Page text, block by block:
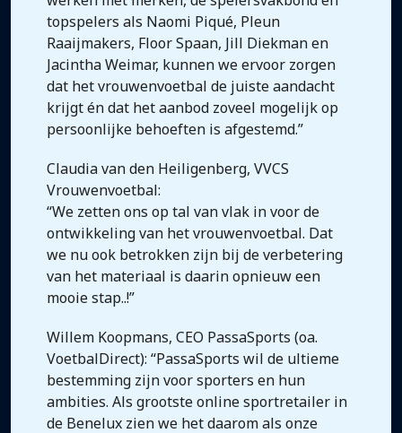
topspelers als Naomi Piqué, Pleun
Raaijmakers, Floor Spaan, Jill Diekman en
Jacintha Weimar, kunnen we ervoor zorgen
dat het vrouwenvoetbal de juiste aandacht
krijgt én dat het aanbod zoveel mogelijk op
persoonlijke behoeften is afgestemd.”
Claudia van den Heiligenberg, VVCS
Vrouwenvoetbal:
“We zetten ons op tal van vlak in voor de
ontwikkeling van het vrouwenvoetbal. Dat
we nu ook betrokken zijn bij de verbetering
van het materiaal is daarin opnieuw een
mooie stap..!”
Willem Koopmans, CEO PassaSports (oa.
VoetbalDirect): “PassaSports wil de ultieme
bestemming zijn voor sporters en hun
ambities. Als grootste online sportretailer in
de Benelux zien we het daarom als onze